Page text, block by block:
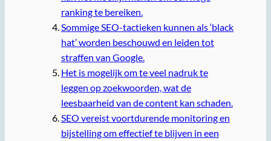
ranking te bereiken.
Sommige SEO-tactieken kunnen als ‘black
hat’ worden beschouwd en leiden tot
straffen van Google.
Het is mogelijk om te veel nadruk te
leggen op zoekwoorden, wat de
leesbaarheid van de content kan schaden.
SEO vereist voortdurende monitoring en
bijstelling om effectief te blijven in een